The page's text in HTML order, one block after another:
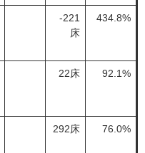
-221
床
434.8%
22床 92.1%
292床 76.0%